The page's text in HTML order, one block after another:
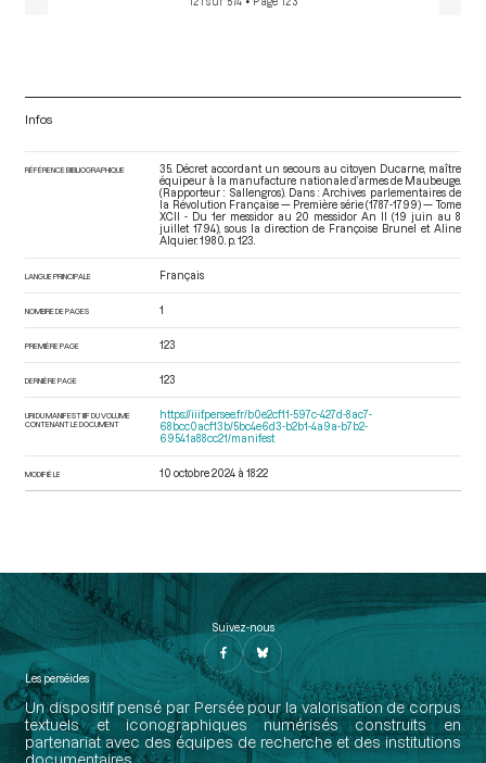
Infos
RÉFÉRENCE BIBLIOGRAPHIQUE
35. Décret accordant un secours au citoyen Ducarne, maître
équipeur à la manufacture nationale d’armes de Maubeuge.
(Rapporteur : Sallengros). Dans : Archives parlementaires de
la Révolution Française — Première série (1787-1799) — Tome
XCII - Du 1er messidor au 20 messidor An II (19 juin au 8
juillet 1794) , sous la direction de Françoise Brunel et Aline
Alquier. 1980. p. 123.
LANGUE PRINCIPALE Français
NOMBRE DE PAGES 1
PREMIÈRE PAGE 123
DERNIÈRE PAGE 123
URI DU MANIFEST IIIF DU VOLUME
CONTENANT LE DOCUMENT
https://iiif.persee.fr/b0e2cf11-597c-427d-8ac7-
68bcc0acf13b/5bc4e6d3-b2b1-4a9a-b7b2-
69541a88cc21/manifest
MODIFIÉ LE 10 octobre 2024 à 18:22
Suivez-nous
Les perséides
Un dispositif pensé par Persée pour la valorisation de corpus
textuels et iconographiques numérisés construits en
partenariat avec des équipes de recherche et des institutions